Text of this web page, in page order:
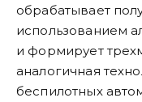
обрабатывает
использованием
и формирует
аналогичная
беспилотных